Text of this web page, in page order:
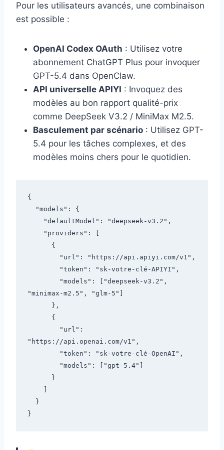
Pour les utilisateurs avancés, une combinaison
est possible :
OpenAI Codex OAuth : Utilisez votre
abonnement ChatGPT Plus pour invoquer
GPT-5.4 dans OpenClaw.
API universelle APIYI : Invoquez des
modèles au bon rapport qualité-prix
comme DeepSeek V3.2 / MiniMax M2.5.
Basculement par scénario : Utilisez GPT-
5.4 pour les tâches complexes, et des
modèles moins chers pour le quotidien.
{
"minimax-m2.5", "glm-5"]
"https://api.openai.com/v1",